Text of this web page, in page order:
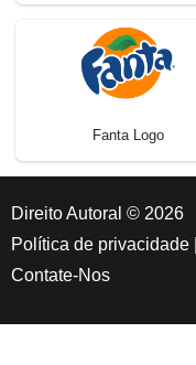
Fanta Logo
Direito Autoral © 2026
Política de privacidade
Contate-Nos